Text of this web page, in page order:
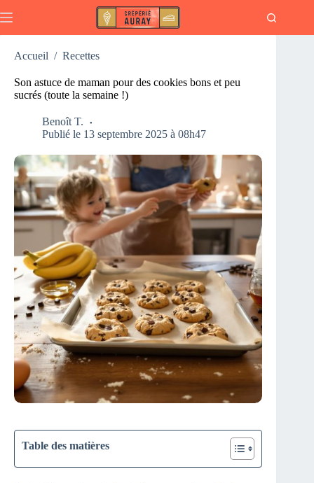
au
Accueil / Recettes
Son astuce de maman pour des cookies bons et peu
sucrés (toute la semaine !)
Benoît T.
Publié le 13 septembre 2025 à 08h47
Table des matières